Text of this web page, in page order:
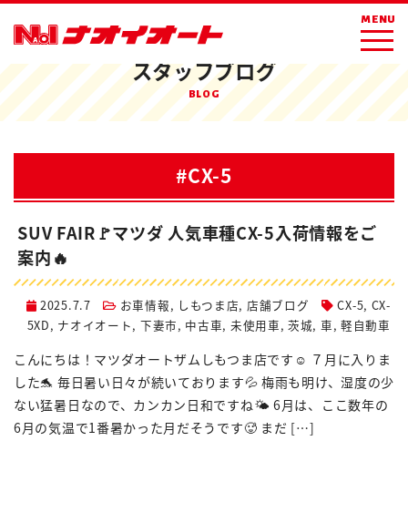
MENU
スタッフブログ
BLOG
#CX-5
SUV FAIR🚩マツダ 人気車種CX-5入荷情報をご
案内🔥
2025.7.7 お車情報, しもつま店, 店舗ブログ CX-5, CX-
5XD, ナオイオート, 下妻市, 中古車, 未使用車,茨城, 車, 軽自動車
こんにちは！マツダオートザムしもつま店です☺ ７月に入りま
した🐬 毎日暑い日々が続いております💦 梅雨も明け、湿度の少
ない猛暑日なので、カンカン日和ですね🌤 6月は、ここ数年の
6月の気温で1番暑かった月だそうです🥵 まだ […]